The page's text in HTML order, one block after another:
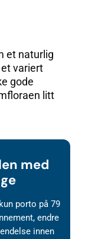
et naturlig
variert
gode
litt
med
porto på 79
endre
innen